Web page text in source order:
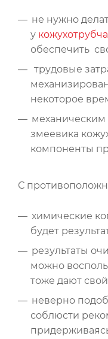
не нужно
у
обеспечить
трудовые
некоторое
механическим
змеевика
компоненты
С
химические
будет
результаты
можно
тоже дают свой
неверно
соблюсти